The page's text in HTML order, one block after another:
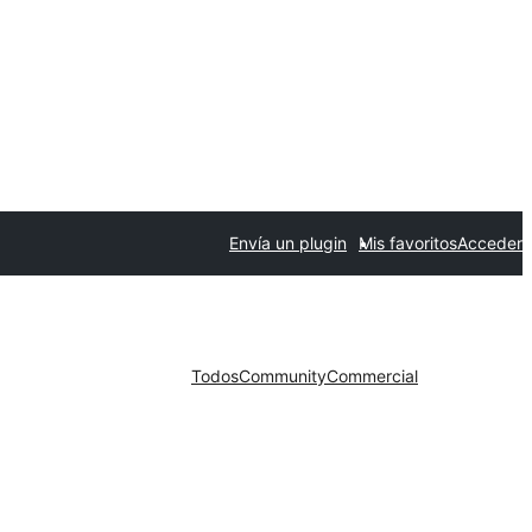
Envía un plugin Mis favoritosAcceder
TodosCommunityCommercial